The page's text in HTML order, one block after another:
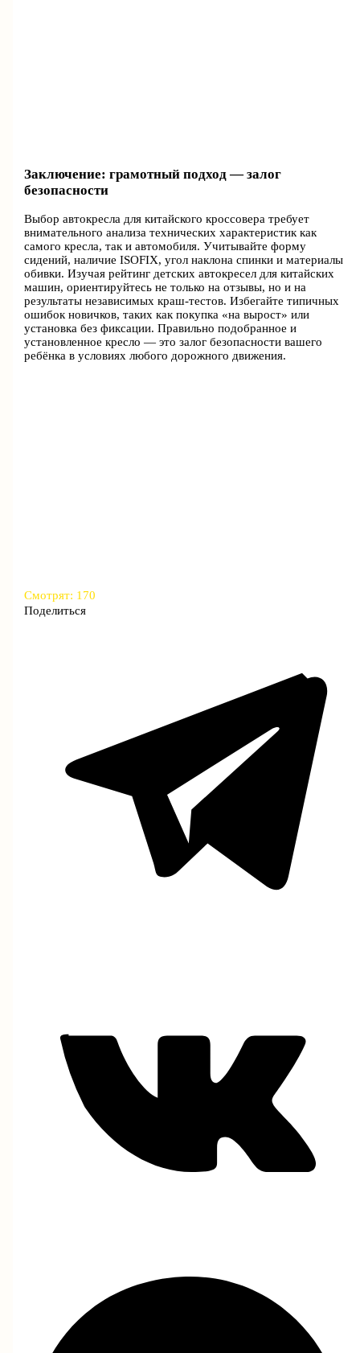
Заключение: грамотный подход — залог
безопасности
Выбор автокресла для китайского кроссовера требует
внимательного анализа технических характеристик как
самого кресла, так и автомобиля. Учитывайте форму
сидений, наличие ISOFIX, угол наклона спинки и материалы
обивки. Изучая рейтинг детских автокресел для китайских
машин, ориентируйтесь не только на отзывы, но и на
результаты независимых краш-тестов. Избегайте типичных
ошибок новичков, таких как покупка «на вырост» или
установка без фиксации. Правильно подобранное и
установленное кресло — это залог безопасности вашего
ребёнка в условиях любого дорожного движения.
Смотрят: 170
Поделиться